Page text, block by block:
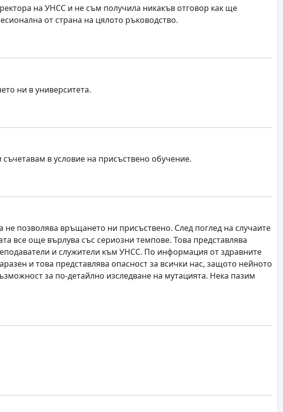
на УНСС и не съм получила никакъв отговор как ще
от страна на цялото ръководство.
ни в университета.
в условие на присъствено обучение.
позволява връщането ни присъствено. След поглед на случаите
все още върлува със сериозни темпове. Това представлява
и служители към УНСС. По информация от здравните
и това представлява опасност за всички нас, защото нейното
за по-детайлно изследване на мутацията. Нека пазим